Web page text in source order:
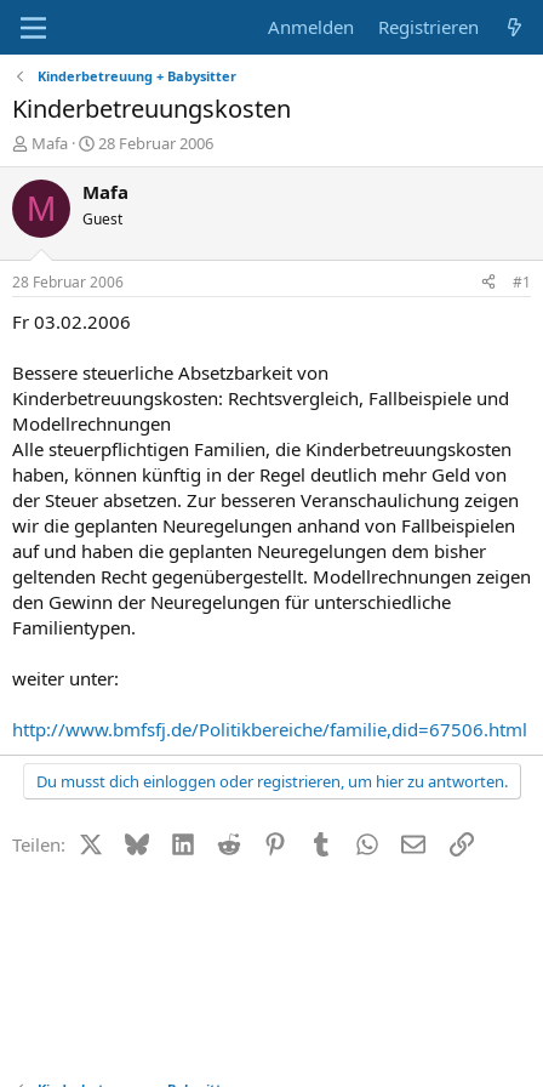
Anmelden Registrieren
Kinderbetreuung + Babysitter
Kinderbetreuungskosten
E
r
s
t
e
r
Mafa
E
r
s
e
l
t
a
28 Februar 2006
M Mafa
Guest
28 Februar 2006 #1
Fr 03.02.2006
Bessere steuerliche Absetzbarkeit von
Kinderbetreuungskosten: Rechtsvergleich, Fallbeispiele und
Modellrechnungen
Alle steuerpflichtigen Familien, die Kinderbetreuungskosten
haben, können künftig in der Regel deutlich mehr Geld von
der Steuer absetzen. Zur besseren Veranschaulichung zeigen
wir die geplanten Neuregelungen anhand von Fallbeispielen
auf und haben die geplanten Neuregelungen dem bisher
geltenden Recht gegenübergestellt. Modellrechnungen zeigen
den Gewinn der Neuregelungen für unterschiedliche
Familientypen.
weiter unter:
http://www.bmfsfj.de/Politikbereiche/familie,did=67506.html
Du musst dich einloggen oder registrieren, um hier zu antworten.
Teilen: X (Twitter)
BlueskyLinkedIn
Reddit PinterestTumblr WhatsApp
E-MailLink